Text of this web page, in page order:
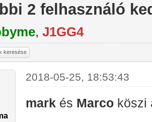
2 felhasználó
, J1GG4
keresése
2018-05-25, 18:53:43
mark és Marco